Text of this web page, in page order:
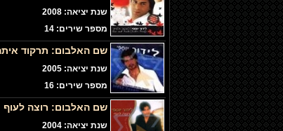
שנת יציאה: 2008
מספר שירים: 14
שם האלבום: תרקוד
שנת יציאה: 2005
מספר שירים: 16
שם האלבום: רוצה לעוף
שנת יציאה: 2004